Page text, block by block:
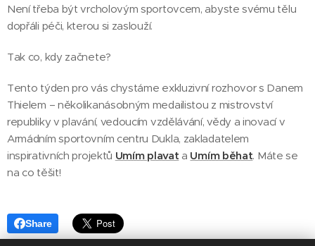
Není třeba být vrcholovým sportovcem, abyste svému tělu
dopřáli péči, kterou si zaslouží.
Tak co, kdy začnete? 😊
Tento týden pro vás chystáme exkluzivní rozhovor s Danem
Thielem – několikanásobným medailistou z mistrovství
republiky v plavání, vedoucím vzdělávání, vědy a inovací v
Armádním sportovním centru Dukla, zakladatelem
inspirativních projektů Umím plavat a Umím běhat. Máte se
na co těšit!
Share